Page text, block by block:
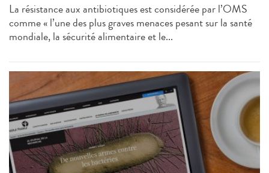
La résistance aux antibiotiques est considérée par l’OMS
comme « l’une des plus graves menaces pesant sur la santé
mondiale, la sécurité alimentaire et le...